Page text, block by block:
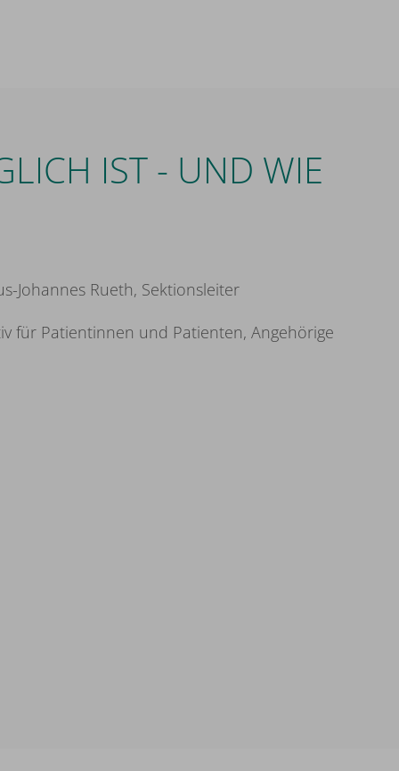
IST - UND WIE
Johannes Rueth, Sektionsleiter
für Patientinnen und Patienten, Angehörige